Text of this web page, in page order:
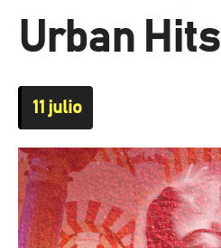
Urban Hits
11 julio